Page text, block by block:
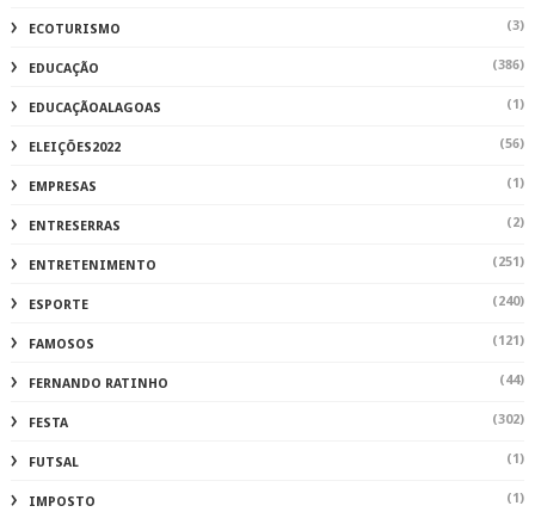
ECOTURISMO (3)
EDUCAÇÃO (386)
EDUCAÇÃOALAGOAS (1)
ELEIÇÕES2022 (56)
EMPRESAS (1)
ENTRESERRAS (2)
ENTRETENIMENTO (251)
ESPORTE (240)
FAMOSOS (121)
FERNANDO RATINHO (44)
FESTA (302)
FUTSAL (1)
IMPOSTO (1)